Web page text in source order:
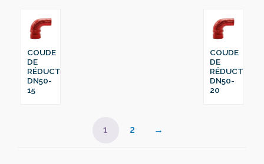
COUDE
DE
RÉDUCTION
DN50-
15
COUDE
DE
RÉDUCTION
DN50-
20
1 2 →